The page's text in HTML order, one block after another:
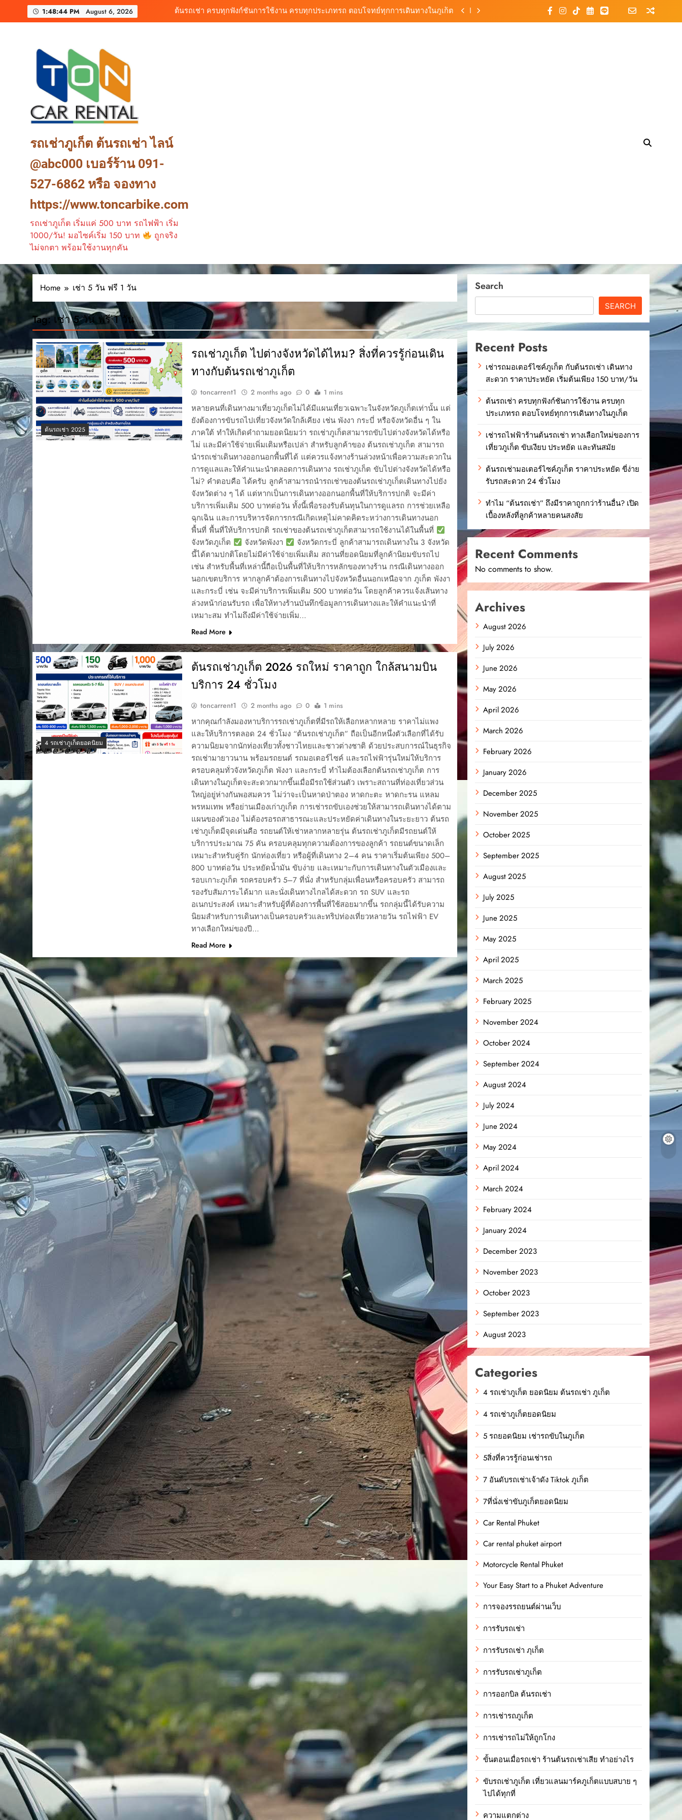
1:48:46 PM August 6, 2026
เช่ารถไฟฟ้าร้านต้นรถเช่า ทางเลือกใหม่ของการเที่ยวภูเก็ต ขับเงียบ ประหยัด และทันสมัย
รถเช่าภูเก็ต ต้นรถเช่า ไลน์
@abc000 เบอร์ร้าน 091-
527-6862 หรือ จองทาง
https://www.toncarbike.com
รถเช่าภูเก็ต เริ่มแค่ 500 บาท รถไฟฟ้า เริ่ม
1000/วัน! มอไซค์เริ่ม 150 บาท
ถูกจริง
ไม่จกตา พร้อมใช้งานทุกคัน
Home เช่า 5 วัน ฟรี 1 วัน
Tag:เช่า 5 วัน ฟรี 1 วัน
ต้นรถเช่า 2025
รถเช่าภูเก็ต ไปต่างจังหวัดได้ไหม? สิ่งที่ควรรู้ก่อนเดิน
ทางกับต้นรถเช่าภูเก็ต
toncarrent1 2 months ago 0 1 mins
หลายคนที่เดินทางมาเที่ยวภูเก็ตไม่ได้มีแผนเที่ยวเฉพาะในจังหวัดภูเก็ตเท่านั้น แต่
ยังต้องการขับรถไปเที่ยวจังหวัดใกล้เคียง เช่น พังงา กระบี่ หรือจังหวัดอื่น ๆ ใน
ภาคใต้ ทำให้เกิดคำถามยอดนิยมว่า รถเช่าภูเก็ตสามารถขับไปต่างจังหวัดได้หรือ
ไม่ และมีค่าใช้จ่ายเพิ่มเติมหรือเปล่า สำหรับลูกค้าของ ต้นรถเช่าภูเก็ต สามารถ
นำรถเช่าเดินทางออกนอกพื้นที่ได้ แต่ควรแจ้งทางร้านล่วงหน้าเพื่อความสะดวกใน
การดูแลและให้คำแนะนำตลอดการเดินทาง รถเช่าภูเก็ต ขับไปต่างจังหวัดได้หรือ
ไม่? คำตอบคือ ได้ครับ ลูกค้าสามารถนำรถเช่าของต้นรถเช่าภูเก็ตเดินทางไปยัง
จังหวัดต่าง ๆ ได้ แต่หากเป็นการเดินทางออกนอกพื้นที่ให้บริการปกติ จะมีค่า
บริการเพิ่มเติม 500 บาทต่อวัน ทั้งนี้เพื่อรองรับต้นทุนในการดูแลรถ การช่วยเหลือ
ฉุกเฉิน และการบริหารจัดการกรณีเกิดเหตุไม่คาดคิดระหว่างการเดินทางนอก
พื้นที่ พื้นที่ให้บริการปกติ รถเช่าของต้นรถเช่าภูเก็ตสามารถใช้งานได้ในพื้นที่
จังหวัดภูเก็ต
จังหวัดพังงา
จังหวัดกระบี่ ลูกค้าสามารถเดินทางใน 3 จังหวัด
นี้ได้ตามปกติโดยไม่มีค่าใช้จ่ายเพิ่มเติม สถานที่ยอดนิยมที่ลูกค้านิยมขับรถไป
เช่น สำหรับพื้นที่เหล่านี้ถือเป็นพื้นที่ให้บริการหลักของทางร้าน กรณีเดินทางออก
นอกเขตบริการ หากลูกค้าต้องการเดินทางไปจังหวัดอื่นนอกเหนือจาก ภูเก็ต พังงา
และกระบี่ เช่น จะมีค่าบริการเพิ่มเติม 500 บาทต่อวัน โดยลูกค้าควรแจ้งเส้นทาง
ล่วงหน้าก่อนรับรถ เพื่อให้ทางร้านบันทึกข้อมูลการเดินทางและให้คำแนะนำที่
เหมาะสม ทำไมถึงมีค่าใช้จ่ายเพิ่ม…
Read More
4 รถเช่าภูเก็ตยอดนิยม
ต้นรถเช่าภูเก็ต 2026 รถใหม่ ราคาถูก ใกล้สนามบิน
บริการ 24 ชั่วโมง
toncarrent1 2 months ago 0 1 mins
หากคุณกำลังมองหาบริการรถเช่าภูเก็ตที่มีรถให้เลือกหลากหลาย ราคาไม่แพง
และให้บริการตลอด 24 ชั่วโมง “ต้นรถเช่าภูเก็ต” ถือเป็นอีกหนึ่งตัวเลือกที่ได้รับ
ความนิยมจากนักท่องเที่ยวทั้งชาวไทยและชาวต่างชาติ ด้วยประสบการณ์ในธุรกิจ
รถเช่ามายาวนาน พร้อมรถยนต์ รถมอเตอร์ไซค์ และรถไฟฟ้ารุ่นใหม่ให้บริการ
ครอบคลุมทั่วจังหวัดภูเก็ต พังงา และกระบี่ ทำไมต้องเลือกต้นรถเช่าภูเก็ต การ
เดินทางในภูเก็ตจะสะดวกมากขึ้นเมื่อมีรถใช้ส่วนตัว เพราะสถานที่ท่องเที่ยวส่วน
ใหญ่อยู่ห่างกันพอสมควร ไม่ว่าจะเป็นหาดป่าตอง หาดกะตะ หาดกะรน แหลม
พรหมเทพ หรือย่านเมืองเก่าภูเก็ต การเช่ารถขับเองช่วยให้สามารถเดินทางได้ตาม
แผนของตัวเอง ไม่ต้องรอรถสาธารณะและประหยัดค่าเดินทางในระยะยาว ต้นรถ
เช่าภูเก็ตมีจุดเด่นคือ รถยนต์ให้เช่าหลากหลายรุ่น ต้นรถเช่าภูเก็ตมีรถยนต์ให้
บริการประมาณ 75 คัน ครอบคลุมทุกความต้องการของลูกค้า รถยนต์ขนาดเล็ก
เหมาะสำหรับคู่รัก นักท่องเที่ยว หรือผู้ที่เดินทาง 2–4 คน ราคาเริ่มต้นเพียง 500–
800 บาทต่อวัน ประหยัดน้ำมัน ขับง่าย และเหมาะกับการเดินทางในตัวเมืองและ
รอบเกาะภูเก็ต รถครอบครัว 5–7 ที่นั่ง สำหรับกลุ่มเพื่อนหรือครอบครัว สามารถ
รองรับสัมภาระได้มาก และนั่งเดินทางไกลได้สะดวก รถ SUV และรถ
อเนกประสงค์ เหมาะสำหรับผู้ที่ต้องการพื้นที่ใช้สอยมากขึ้น รถกลุ่มนี้ได้รับความ
นิยมสำหรับการเดินทางเป็นครอบครัวและทริปท่องเที่ยวหลายวัน รถไฟฟ้า EV
ทางเลือกใหม่ของปี…
Read More
Search
SEARCH
Recent Posts
เช่ารถมอเตอร์ไซค์ภูเก็ต กับต้นรถเช่า เดินทาง
สะดวก ราคาประหยัด เริ่มต้นเพียง 150 บาท/วัน
ต้นรถเช่า ครบทุกฟังก์ชันการใช้งาน ครบทุก
ประเภทรถ ตอบโจทย์ทุกการเดินทางในภูเก็ต
เช่ารถไฟฟ้าร้านต้นรถเช่า ทางเลือกใหม่ของการ
เที่ยวภูเก็ต ขับเงียบ ประหยัด และทันสมัย
ต้นรถเช่ามอเตอร์ไซค์ภูเก็ต ราคาประหยัด ขี่ง่าย
รับรถสะดวก 24 ชั่วโมง
ทำไม “ต้นรถเช่า” ถึงมีราคาถูกกว่าร้านอื่น? เปิด
เบื้องหลังที่ลูกค้าหลายคนสงสัย
Recent Comments
No comments to show.
Archives
August 2026
July 2026
June 2026
May 2026
April 2026
March 2026
February 2026
January 2026
December 2025
November 2025
October 2025
September 2025
August 2025
July 2025
June 2025
May 2025
April 2025
March 2025
February 2025
November 2024
October 2024
September 2024
August 2024
July 2024
June 2024
May 2024
April 2024
March 2024
February 2024
January 2024
December 2023
November 2023
October 2023
September 2023
August 2023
Categories
4 รถเช่าภูเก็ต ยอดนิยม ต้นรถเช่า ภูเก็ต
4 รถเช่าภูเก็ตยอดนิยม
5 รถยอดนิยม เช่ารถขับในภูเก็ต
5สิ่งที่ควรรู้ก่อนเช่ารถ
7 อันดับรถเช่าเจ้าดัง Tiktok ภูเก็ต
7ที่นั่งเช่าขับภูเก็ตยอดนิยม
Car Rental Phuket
Car rental phuket airport
Motorcycle Rental Phuket
Your Easy Start to a Phuket Adventure
การจองรรถยนต์ผ่านเว็บ
การรับรถเช่า
การรับรถเช่า ภุเก็ต
การรับรถเช่าภูเก็ต
การออกบิล ต้นรถเช่า
การเช่ารถภูเก็ต
การเช่ารถไม่ให้ถูกโกง
ขั้นตอนเมื่อรถเช่า ร้านต้นรถเช่าเสีย ทำอย่างไร
ขับรถเช่าภูเก็ต เที่ยวแลนมาร์คภูเก็ตแบบสบาย ๆ
ไปได้ทุกที่
ความแตกต่าง